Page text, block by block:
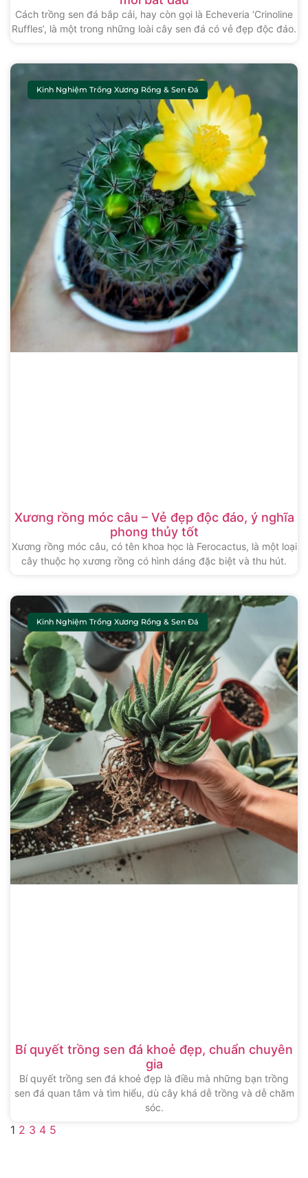
Cách trồng sen đá bắp cải, hay còn gọi là Echeveria ‘Crinoline
Ruffles’, là một trong những loài cây sen đá có vẻ đẹp độc đáo.
Kinh Nghiệm Trồng Xương Rồng & Sen Đá
Xương rồng móc câu – Vẻ đẹp độc đáo, ý nghĩa
phong thủy tốt
Xương rồng móc câu, có tên khoa học là Ferocactus, là một loại
cây thuộc họ xương rồng có hình dáng đặc biệt và thu hút.
Kinh Nghiệm Trồng Xương Rồng & Sen Đá
Bí quyết trồng sen đá khoẻ đẹp, chuẩn chuyên
gia
Bí quyết trồng sen đá khoẻ đẹp là điều mà những bạn trồng
sen đá quan tâm và tìm hiểu, dù cây khá dễ trồng và dễ chăm
sóc.
1 2 3 4 5